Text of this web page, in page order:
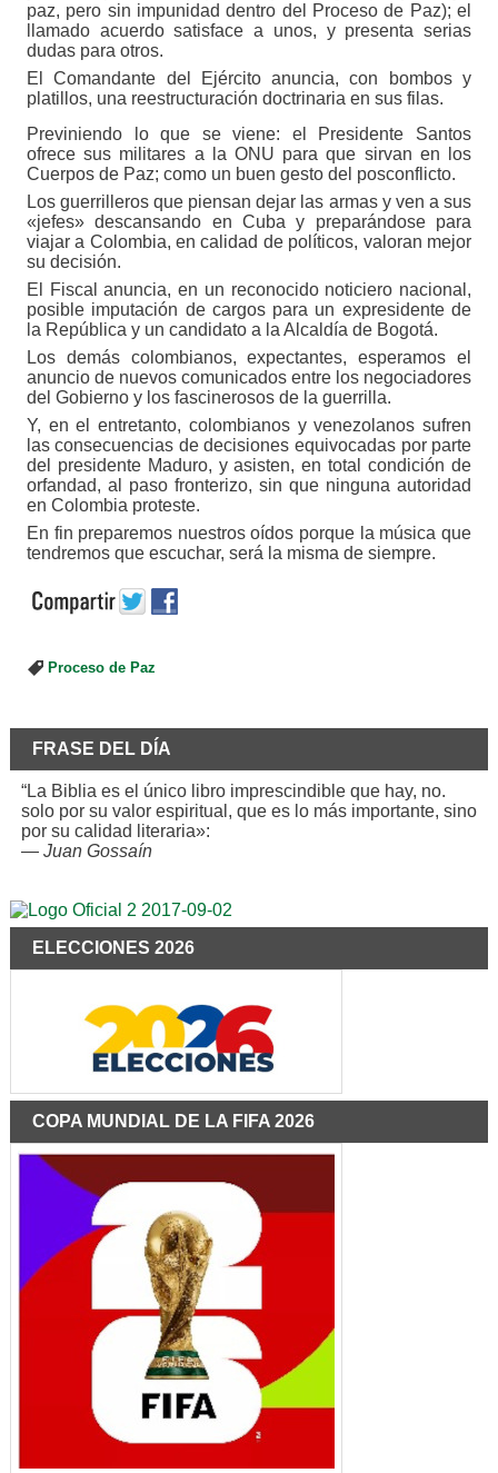
paz, pero sin impunidad dentro del Proceso de Paz); el
llamado acuerdo satisface a unos, y presenta serias
dudas para otros.
El Comandante del Ejército anuncia, con bombos y
platillos, una reestructuración doctrinaria en sus filas.
Previniendo lo que se viene: el Presidente Santos
ofrece sus militares a la ONU para que sirvan en los
Cuerpos de Paz; como un buen gesto del posconflicto.
Los guerrilleros que piensan dejar las armas y ven a sus
«jefes» descansando en Cuba y preparándose para
viajar a Colombia, en calidad de políticos, valoran mejor
su decisión.
El Fiscal anuncia, en un reconocido noticiero nacional,
posible imputación de cargos para un expresidente de
la República y un candidato a la Alcaldía de Bogotá.
Los demás colombianos, expectantes, esperamos el
anuncio de nuevos comunicados entre los negociadores
del Gobierno y los fascinerosos de la guerrilla.
Y, en el entretanto, colombianos y venezolanos sufren
las consecuencias de decisiones equivocadas por parte
del presidente Maduro, y asisten, en total condición de
orfandad, al paso fronterizo, sin que ninguna autoridad
en Colombia proteste.
En fin preparemos nuestros oídos porque la música que
tendremos que escuchar, será la misma de siempre.
Proceso de Paz
FRASE DEL DÍA
“La Biblia es el único libro imprescindible que hay, no.
solo por su valor espiritual, que es lo más importante, sino
por su calidad literaria»:
— Juan Gossaín
ELECCIONES 2026
COPA MUNDIAL DE LA FIFA 2026